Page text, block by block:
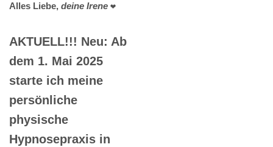
Alles Liebe, deine Irene ❤️
AKTUELL!!! Neu: Ab
dem 1. Mai 2025
starte ich meine
persönliche
physische
Hypnosepraxis in